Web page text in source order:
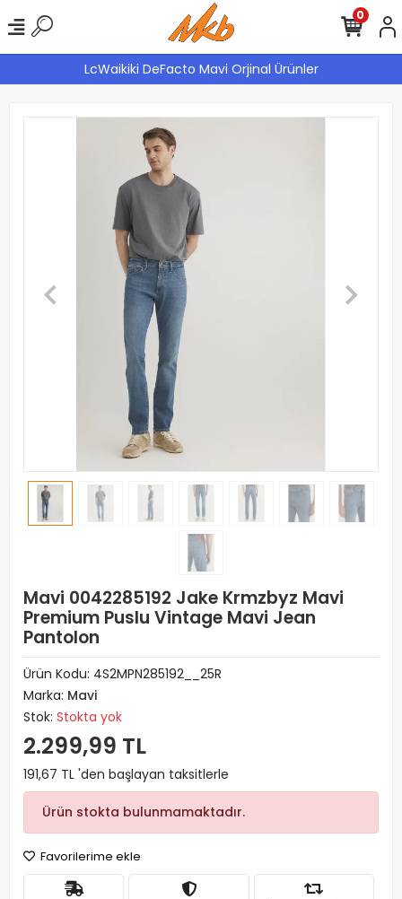
LcWaikiki DeFacto Mavi Orjinal Ürünler
0
Mavi 0042285192 Jake Krmzbyz Mavi
Premium Puslu Vintage Mavi Jean
Pantolon
Ürün Kodu: 4S2MPN285192__25R
Marka: Mavi
Stok: Stokta yok
2.299,99 TL
191,67 TL 'den başlayan taksitlerle
Ürün stokta bulunmamaktadır.
Favorilerime ekle